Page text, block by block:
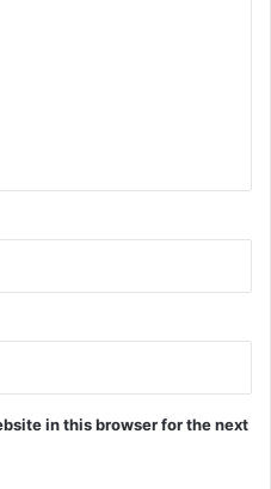
in this browser for the next